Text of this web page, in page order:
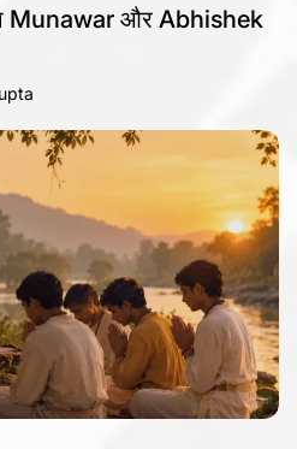
Munawar और Abhishek